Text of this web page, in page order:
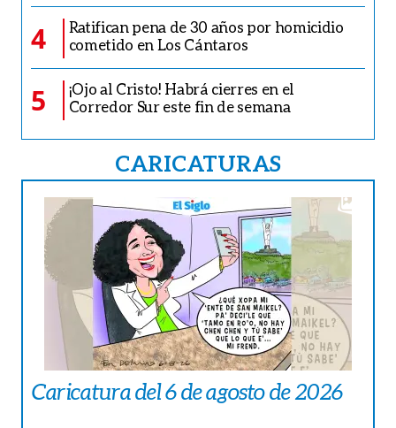
4
Ratifican pena de 30 años por homicidio
cometido en Los Cántaros
5
¡Ojo al Cristo! Habrá cierres en el
Corredor Sur este fin de semana
CARICATURAS
Caricatura del 6 de agosto de 2026